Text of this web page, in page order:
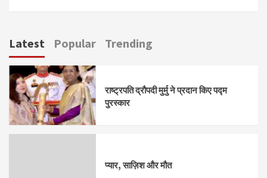
Latest Popular Trending
राष्ट्रपति द्रौपदी मुर्मु ने प्रदान किए पद्म
पुरस्कार
प्यार, साज़िश और मौत